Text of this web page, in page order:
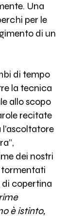
Una
per le
di un
di tempo
la tecnica
allo scopo
recitate
dei nostri
tormentati
di copertina
è istinto,